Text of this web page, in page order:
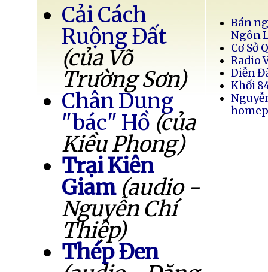
Cải Cách
Ruộng Đất
(của Võ
Trường Sơn)
Chân Dung
"bác" Hồ (của
Kiều Phong)
Trại Kiên
Giam (audio -
Nguyễn Chí
Thiệp)
Thép Đen
Bán
Ngôn
Cơ Sở
Radio
Diễn
Khối